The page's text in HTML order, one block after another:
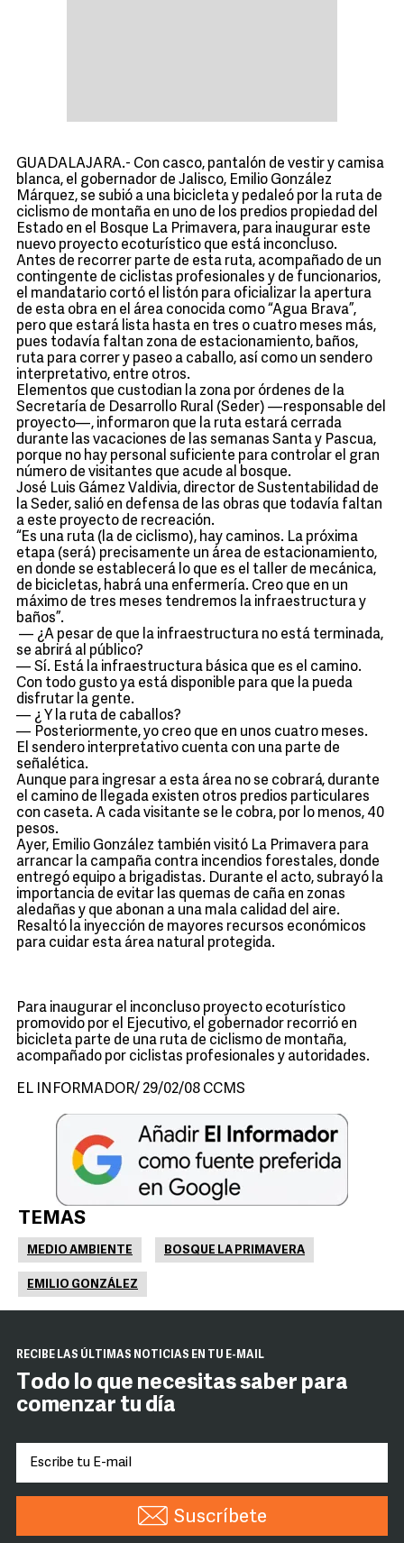
GUADALAJARA.- Con casco, pantalón de vestir y camisa
blanca, el gobernador de Jalisco, Emilio González
Márquez, se subió a una bicicleta y pedaleó por la ruta de
ciclismo de montaña en uno de los predios propiedad del
Estado en el Bosque La Primavera, para inaugurar este
nuevo proyecto ecoturístico que está inconcluso.
Antes de recorrer parte de esta ruta, acompañado de un
contingente de ciclistas profesionales y de funcionarios,
el mandatario cortó el listón para oficializar la apertura
de esta obra en el área conocida como “Agua Brava”,
pero que estará lista hasta en tres o cuatro meses más,
pues todavía faltan zona de estacionamiento, baños,
ruta para correr y paseo a caballo, así como un sendero
interpretativo, entre otros.
Elementos que custodian la zona por órdenes de la
Secretaría de Desarrollo Rural (Seder) —responsable del
proyecto—, informaron que la ruta estará cerrada
durante las vacaciones de las semanas Santa y Pascua,
porque no hay personal suficiente para controlar el gran
número de visitantes que acude al bosque.
José Luis Gámez Valdivia, director de Sustentabilidad de
la Seder, salió en defensa de las obras que todavía faltan
a este proyecto de recreación.
“Es una ruta (la de ciclismo), hay caminos. La próxima
etapa (será) precisamente un área de estacionamiento,
en donde se establecerá lo que es el taller de mecánica,
de bicicletas, habrá una enfermería. Creo que en un
máximo de tres meses tendremos la infraestructura y
baños”.
— ¿A pesar de que la infraestructura no está terminada,
se abrirá al público?
— Sí. Está la infraestructura básica que es el camino.
Con todo gusto ya está disponible para que la pueda
disfrutar la gente.
— ¿ Y la ruta de caballos?
— Posteriormente, yo creo que en unos cuatro meses.
El sendero interpretativo cuenta con una parte de
señalética.
Aunque para ingresar a esta área no se cobrará, durante
el camino de llegada existen otros predios particulares
con caseta. A cada visitante se le cobra, por lo menos, 40
pesos.
Ayer, Emilio González también visitó La Primavera para
arrancar la campaña contra incendios forestales, donde
entregó equipo a brigadistas. Durante el acto, subrayó la
importancia de evitar las quemas de caña en zonas
aledañas y que abonan a una mala calidad del aire.
Resaltó la inyección de mayores recursos económicos
para cuidar esta área natural protegida.
Para inaugurar el inconcluso proyecto ecoturístico
promovido por el Ejecutivo, el gobernador recorrió en
bicicleta parte de una ruta de ciclismo de montaña,
acompañado por ciclistas profesionales y autoridades.
EL INFORMADOR/ 29/02/08 CCMS
TEMAS
MEDIO AMBIENTE BOSQUE LA PRIMAVERA
EMILIO GONZÁLEZ
RECIBE LAS ÚLTIMAS NOTICIAS EN TU E-MAIL
Todo lo que necesitas saber para
comenzar tu día
Suscríbete